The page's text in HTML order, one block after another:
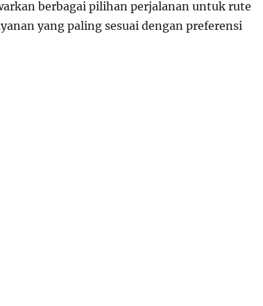
berbagai pilihan perjalanan untuk rute
yang paling sesuai dengan preferensi